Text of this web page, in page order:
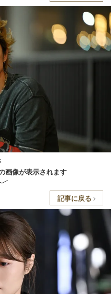
画像が表示されます
記事に戻る